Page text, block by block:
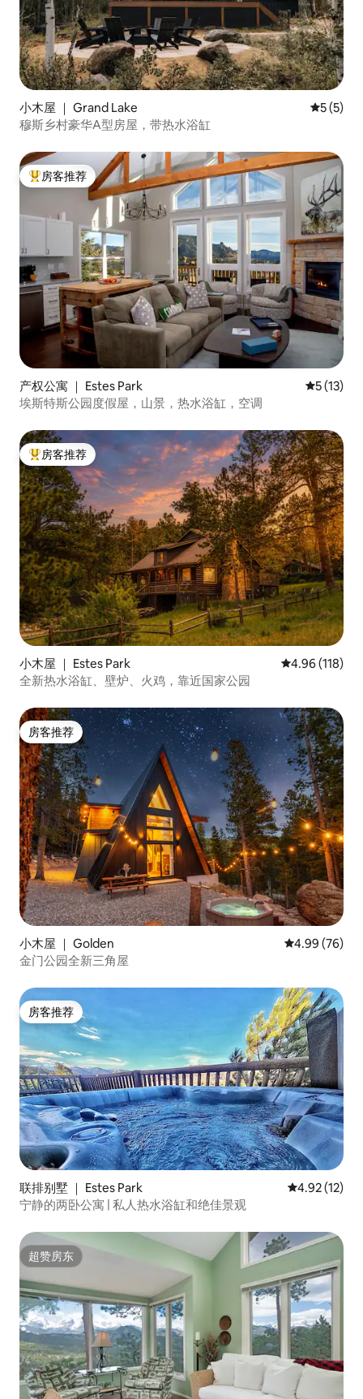
小木屋 ｜ Grand Lake 平均评分
5 (5)
穆斯乡村豪华A型房屋，带热水浴缸
热门「房客推荐」
房客推荐
产权公寓 ｜ Estes Park 平均评分
5 (13)
埃斯特斯公园度假屋，山景，热水浴缸，空调
热门「房客推荐」
房客推荐
小木屋 ｜ Estes Park 平均评分 4.96
4.96 (118)
全新热水浴缸、壁炉、火鸡，靠近国家公园
房客推荐
房客推荐
小木屋 ｜ Golden 平均评分 4.99
4.99 (76)
金门公园全新三角屋
房客推荐
房客推荐
联排别墅 ｜ Estes Park 平均评分
4.92 (12)
宁静的两卧公寓 | 私人热水浴缸和绝佳景观
超赞房东
超赞房东